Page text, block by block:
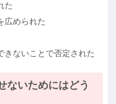
た
広められた
きないことで否定された
ないためにはどう